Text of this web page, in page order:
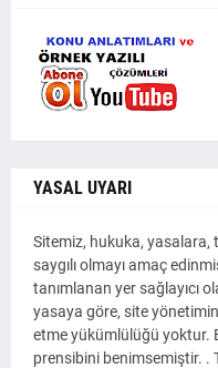
YASAL UYARI
Sitemiz, hukuka, yasalara,
saygılı olmayı amaç
tanımlanan yer sağlayıcı
yasaya göre, site
etme yükümlülüğü yoktur.
prensibini benimsemiştir. .